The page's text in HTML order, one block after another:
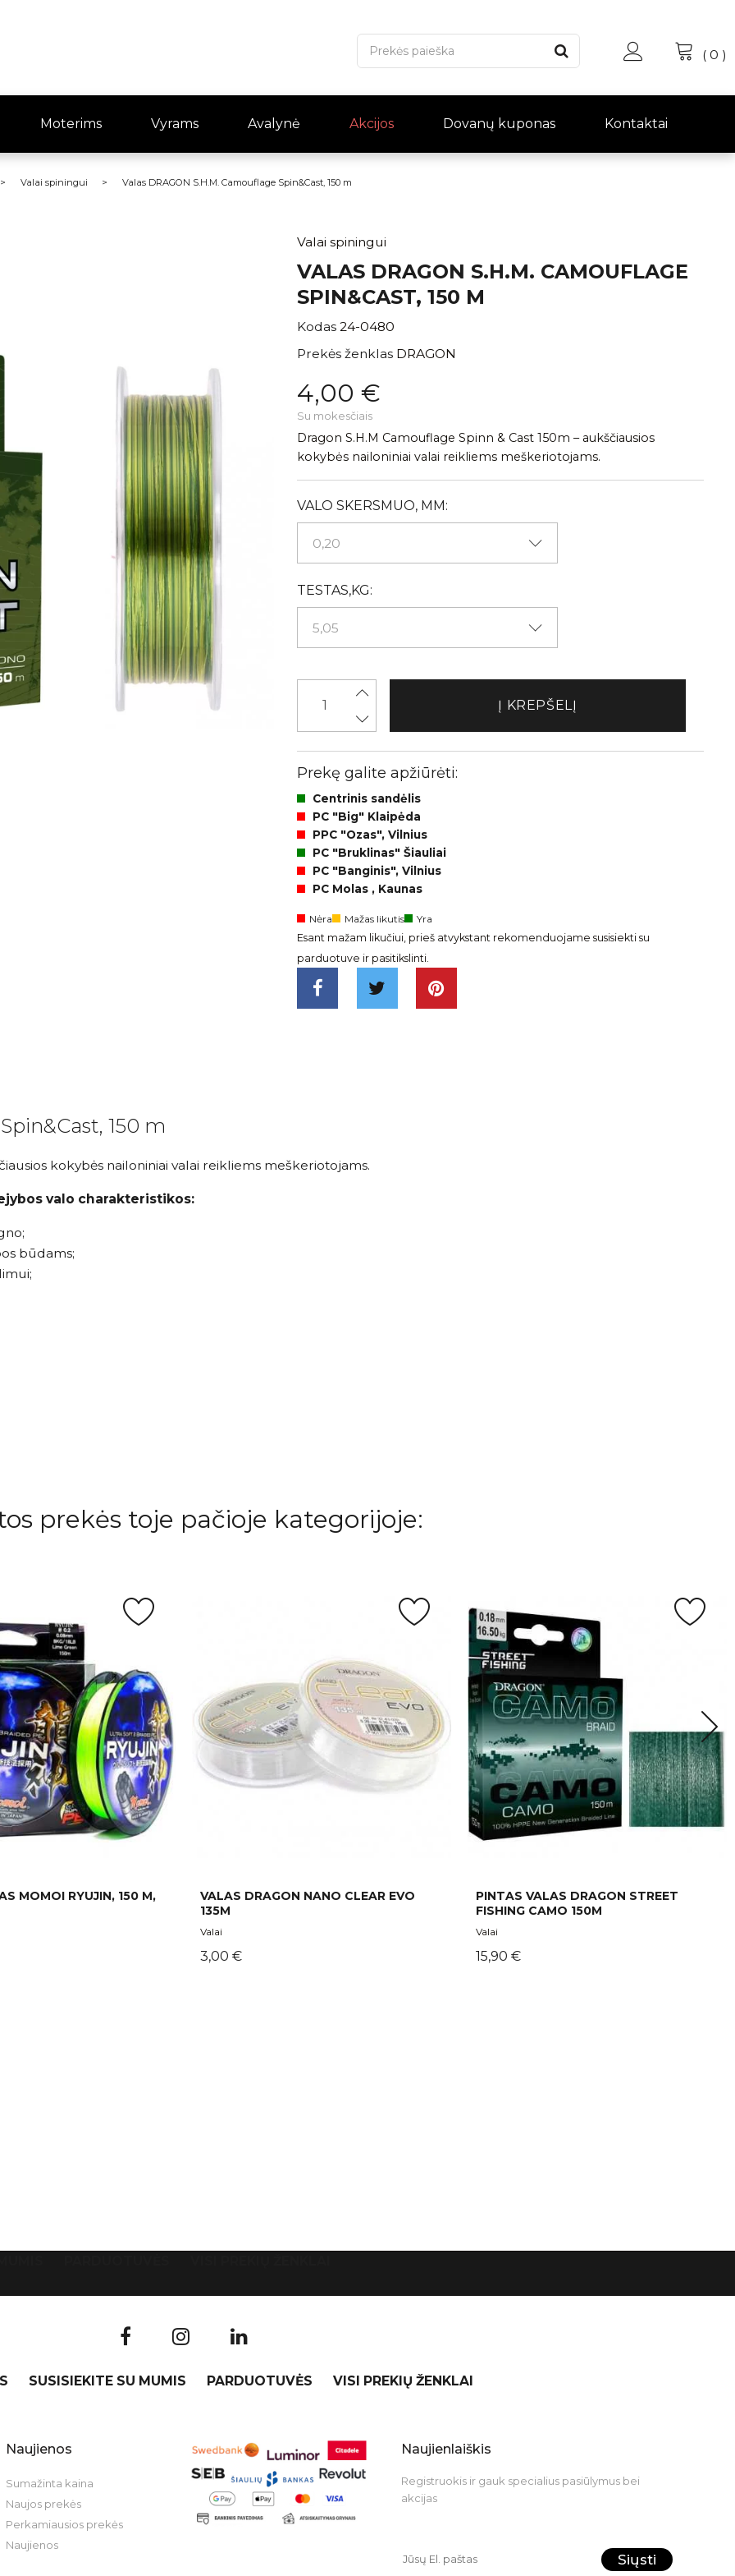
( 0 )
Moterims Vyrams Avalynė Akcijos Dovanų kuponas Kontaktai
Valai spiningui Valas DRAGON S.H.M. Camouflage Spin&Cast, 150 m
Valai spiningui
VALAS DRAGON S.H.M. CAMOUFLAGE
SPIN&CAST, 150 M
Kodas 24-0480
Prekės ženklas DRAGON
4,00 €
Su mokesčiais
Dragon S.H.M Camouflage Spinn & Cast 150m – aukščiausios
kokybės nailoniniai valai reikliems meškeriotojams.
VALO SKERSMUO, MM:
TESTAS,KG:
Į KREPŠELĮ
Prekę galite apžiūrėti:
Centrinis sandėlis
PC "Big" Klaipėda
PPC "Ozas", Vilnius
PC "Bruklinas" Šiauliai
PC "Banginis", Vilnius
PC Molas , Kaunas
Nėra Mažas likutis
Yra
Esant mažam likučiui, prieš atvykstant rekomenduojame susisiekti su
parduotuve ir pasitikslinti.
150 m
kokybės nailoniniai valai reikliems meškeriotojams.
valo charakteristikos:
būdams;
prekės toje pačioje kategorijoje:
MOMOI RYUJIN, 150 M,
VALAS DRAGON NANO CLEAR EVO
135M
Valai
Kaina
3,00 €
PINTAS VALAS DRAGON STREET
FISHING CAMO 150M
Valai
Kaina
15,90 €
SUSISIEKITE SU MUMIS PARDUOTUVĖS VISI PREKIŲ ŽENKLAI
Naujienos
Sumažinta kaina
Naujos prekės
Perkamiausios prekės
Naujienos
Naujienlaiškis
Registruokis ir gauk specialius pasiūlymus bei
akcijas
Siųsti